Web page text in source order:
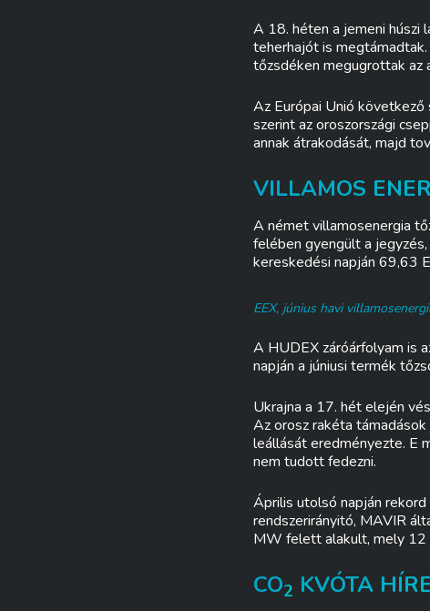
A 18. héten a jemeni húszi
teherhajót is
tőzsdéken megugrottak az
Az Európai Unió
szerint az oroszországi
annak átrakodását, majd
VILLAMOS
A német villamosenergia
felében gyengült a
kereskedési napján 69,63
EEX, június havi
A HUDEX záróárfolyam is
napján a júniusi termék
Ukrajna a 17. hét elején
Az orosz rakéta
leállását eredményezte. E
nem tudott fedezni.
Április utolsó napján
rendszerirányitó, MAVIR
MW felett alakult, mely 12
CO2 KVÓTA